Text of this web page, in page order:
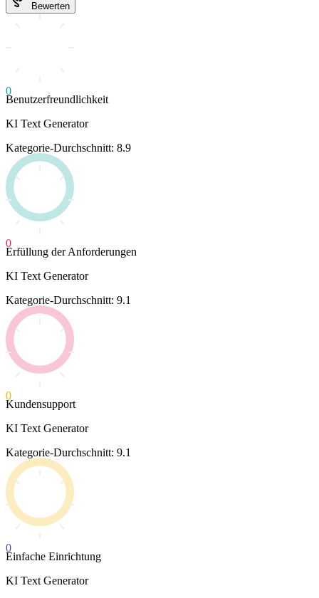
Bewerten
0
Benutzerfreundlichkeit
KI Text Generator
Kategorie-Durchschnitt: 8.9
0
Erfüllung der Anforderungen
KI Text Generator
Kategorie-Durchschnitt: 9.1
0
Kundensupport
KI Text Generator
Kategorie-Durchschnitt: 9.1
0
Einfache Einrichtung
KI Text Generator